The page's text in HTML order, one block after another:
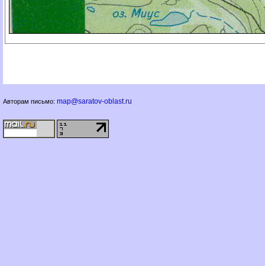
Авторам письмо: map@saratov-oblast.ru